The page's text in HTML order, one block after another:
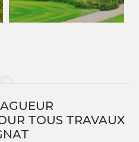
TOUS TRAVAUX